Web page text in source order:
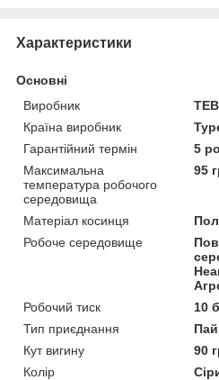
Характеристики
Основні
Виробник
Країна виробник
Гарантійний термін
5
Максимальна
температура робочого
середовища
95
Матеріал косинця
Робоче середовище
Робочий тиск
10
Тип приєднання
Кут вигину
90
Колір